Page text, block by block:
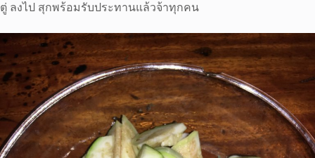
ตู่ ลงไป สุกพร้อมรับประทานแล้วจ้าทุกคน